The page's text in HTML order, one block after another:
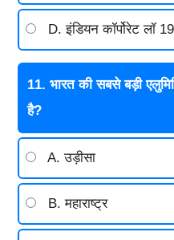
D. इंडियन कॉर्पोरेट लॉ
11. भारत की सबसे बड़ी
है?
A. उड़ीसा
B. महाराष्ट्र